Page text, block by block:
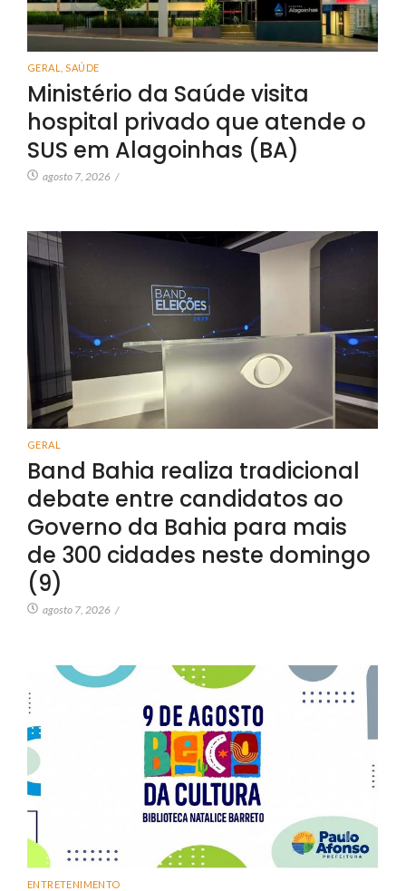
GERAL SAÚDE
Ministério da Saúde visita
hospital privado que atende o
SUS em Alagoinhas (BA)
agosto 7, 2026 /
GERAL
Band Bahia realiza tradicional
debate entre candidatos ao
Governo da Bahia para mais
de 300 cidades neste domingo
(9)
agosto 7, 2026 /
ENTRETENIMENTO